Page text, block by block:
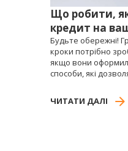
Що робити,
кредит на
Будьте обережні!
кроки потрібно
якщо вони
способи, які
ЧИТАТИ ДАЛІ